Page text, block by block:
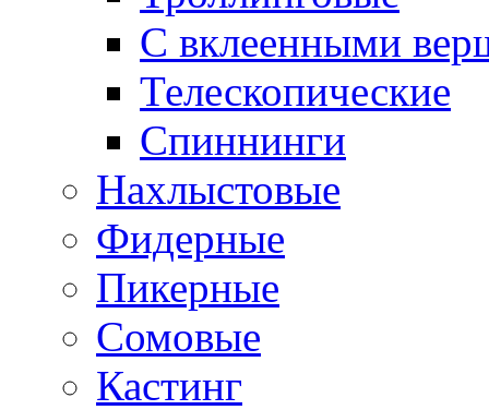
С вклеенными
Телескопические
Спиннинги
Нахлыстовые
Фидерные
Пикерные
Сомовые
Кастинг